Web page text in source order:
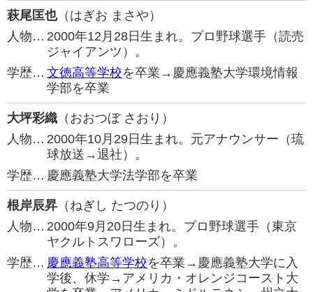
萩尾匡也（はぎお まさや）
人物… 2000年12月28日生まれ。プロ野球選手（読売
ジャイアンツ）。
学歴… 文徳高等学校を卒業→慶應義塾大学環境情報
学部を卒業
大坪彩織 （おおつぼ さおり）
人物… 2000年10月29日生まれ。元アナウンサー（琉
球放送→退社）。
学歴… 慶應義塾大学法学部を卒業
根岸辰昇 （ねぎし たつのり）
人物… 2000年9月20日生まれ。プロ野球選手（東京
ヤクルトスワローズ）。
学歴… 慶應義塾高等学校を卒業→慶應義塾大学に入
学後、休学→アメリカ・オレンジコースト大